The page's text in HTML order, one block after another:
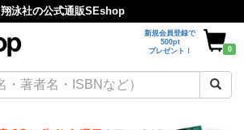
翔泳社の公式通販SEshop
新規会員登録で
500pt
プレゼント！
0